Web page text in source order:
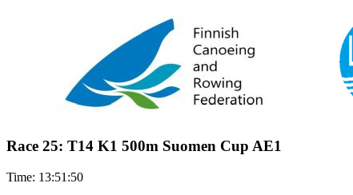
Race 25: T14 K1 500m Suomen Cup AE1
Time: 13:51:50